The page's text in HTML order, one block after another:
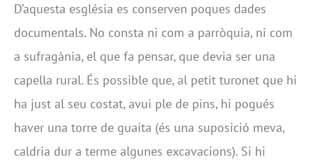
D’aquesta església es conserven poques dades
documentals. No consta ni com a parròquia, ni com
a sufragània, el que fa pensar, que devia ser una
capella rural. És possible que, al petit turonet que hi
ha just al seu costat, avui ple de pins, hi pogués
haver una torre de guaita (és una suposició meva,
caldria dur a terme algunes excavacions). Si hi